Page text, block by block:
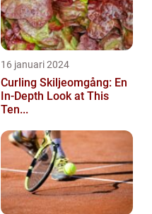
16 januari 2024
Curling Skiljeomgång: En
In-Depth Look at This
Ten...